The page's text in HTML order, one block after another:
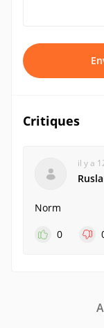
Critiques
il y a
Norm
0